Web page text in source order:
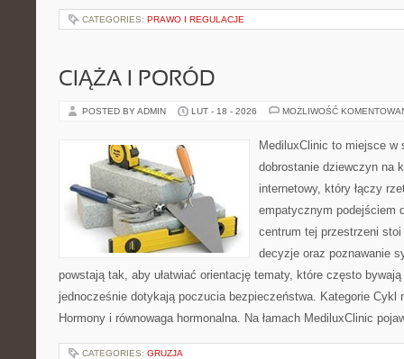
CATEGORIES: PRAWO I REGULACJE
CIĄŻA I PORÓD
POSTED BY ADMIN LUT - 18 - 2026 MOŻLIWOŚĆ
MediluxClinic to miejsce
dobrostanie dziewczyn na
internetowy, który łączy
empatycznym podejściem
centrum tej przestrzeni
decyzje oraz poznawanie
powstają tak, aby ułatwiać orientację tematy, które często
jednocześnie dotykają poczucia bezpieczeństwa. Kategorie Cykl
Hormony i równowaga hormonalna. Na łamach MediluxClinic
CATEGORIES: GRUZJA